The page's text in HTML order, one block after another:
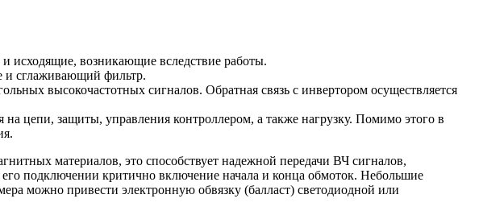
исходящие, возникающие вследствие работы.
и сглаживающий фильтр.
высокочастотных сигналов. Обратная связь с инвертором осуществляется
цепи, защиты, управления контроллером, а также нагрузку. Помимо этого в
материалов, это способствует надежной передачи ВЧ сигналов,
подключении критично включение начала и конца обмоток. Небольшие
можно привести электронную обвязку (балласт) светодиодной или